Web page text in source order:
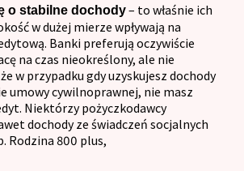
o stabilne dochody– to właśnie ich
w dużej mierze wpływają na
Banki preferują oczywiście
na czas nieokreślony, ale nie
w przypadku gdy uzyskujesz dochody
umowy cywilnoprawnej, nie masz
Niektórzy pożyczkodawcy
dochody ze świadczeń socjalnych
Rodzina 800 plus,